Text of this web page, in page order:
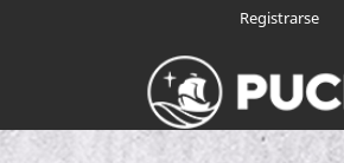
Registrarse